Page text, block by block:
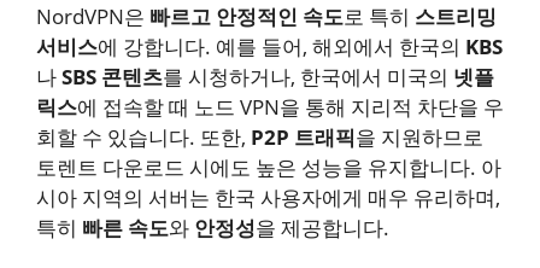
NordVPN은 빠르고 안정적인 속도로 특히 스트리밍
서비스에 강합니다. 예를 들어, 해외에서 한국의 KBS
나SBS 콘텐츠를 시청하거나, 한국에서 미국의 넷플
릭스에 접속할 때 노드 VPN을 통해 지리적 차단을 우
회할 수 있습니다. 또한, P2P 트래픽을 지원하므로
토렌트 다운로드 시에도 높은 성능을 유지합니다. 아
시아 지역의 서버는 한국 사용자에게 매우 유리하며,
특히 빠른 속도와 안정성을 제공합니다.